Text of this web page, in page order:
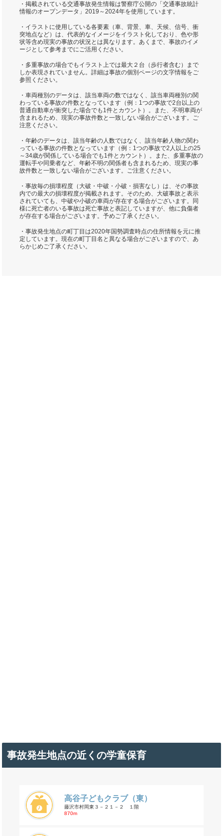
・掲載されている交通事故発生情報は警察庁公開の「交通事故統計
情報のオープンデータ」2019～2024年を使用しています。
・イラストに使用している各要素（車、背景、車、天候、信号、衝
突地点など）は、代表的なイメージをイラスト化しており、色や形
状等含め現実の事故の状況とは異なります。あくまで、事故のイメ
ージとして参考までにご活用ください。
・多重事故の場合でもイラスト上では最大２台（歩行者含む）まで
しか表現されていません。詳細は事故の個別ページの文字情報をご
参照ください。
・車両種別のデータは、該当車両の数ではなく、該当車両種別の関
わっている事故の件数となっています（例：1つの事故で2台以上の
普通自動車が衝突した場合でも1件とカウント）。また、不明車両が
含まれるため、現実の事故件数と一致しない場合がございます。ご
注意ください。
・年齢のデータは、該当年齢の人数ではなく、該当年齢人物の関わ
っている事故の件数となっています（例：1つの事故で2人以上の25
～34歳が関係している場合でも1件とカウント）。また、多重事故の
運転手や同乗者など、年齢不明の関係者も含まれるため、現実の事
故件数と一致しない場合がございます。ご注意ください。
・事故毎の損壊程度（大破・中破・小破・損害なし）は、その事故
内での最大の損壊程度が掲載されます。そのため、大破事故と表示
されていても、中破や小破の車両が存在する場合がございます。同
様に死亡者のいる事故は死亡事故と表記していますが、他に負傷者
が存在する場合がございます。予めご了承ください。
・事故発生地点の町丁目は2020年国勢調査時点の住所情報を元に推
定しています。現在の町丁目名と異なる場合がございますので、あ
らかじめご了承ください。
事故発生地点の近くの学童保育
高谷子どもクラブ（東）
藤沢市村岡東３－２１－２ １階
870m